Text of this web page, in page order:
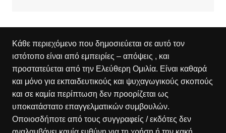
Κάθε περιεχόμενο που δημοσιεύεται σε αυτό τον
ιστότοπο είναι από εμπειρίες – απόψεις , και
προστατεύεται από την Ελεύθερη Ομιλία. Είναι καθαρά
και μόνο για εκπαιδευτικούς και ψυχαγωγικούς σκοπούς
και σε καμία περίπτωση δεν προορίζεται ως
υποκατάστατο επαγγελματικών συμβουλών.
Οποιοσδήποτε από τους συγγραφείς / εκδότες δεν